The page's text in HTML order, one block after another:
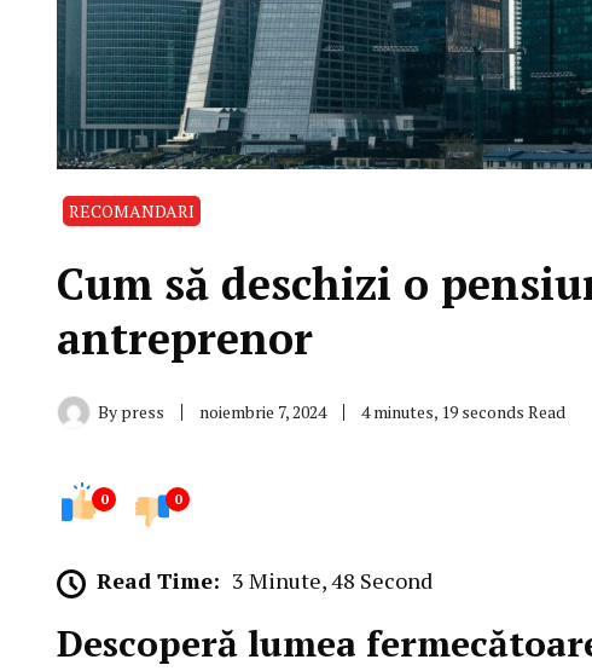
RECOMANDARI
Cum să deschizi o
antreprenor
By press noiembrie 7, 2024 4 minutes, 19 seconds Read
0 0
Read Time: 3 Minute, 48 Second
Descoperă lumea